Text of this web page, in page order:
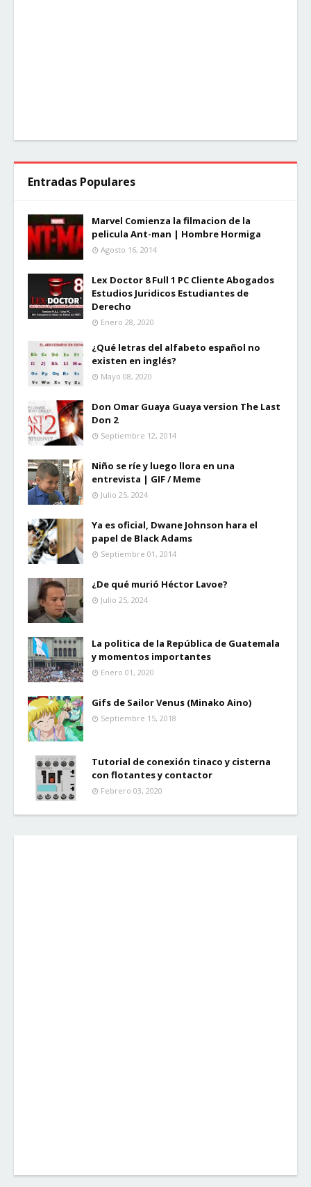
Entradas Populares
Marvel Comienza la filmacion de la
pelicula Ant-man | Hombre Hormiga
Agosto 16, 2014
Lex Doctor 8 Full 1 PC Cliente Abogados
Estudios Juridicos Estudiantes de
Derecho
Enero 28, 2020
¿Qué letras del alfabeto español no
existen en inglés?
Mayo 08, 2020
Don Omar Guaya Guaya version The Last
Don 2
Septiembre 12, 2014
Niño se ríe y luego llora en una
entrevista | GIF / Meme
Julio 25, 2024
Ya es oficial, Dwane Johnson hara el
papel de Black Adams
Septiembre 01, 2014
¿De qué murió Héctor Lavoe?
Julio 25, 2024
La politica de la República de Guatemala
y momentos importantes
Enero 01, 2020
Gifs de Sailor Venus (Minako Aino)
Septiembre 15, 2018
Tutorial de conexión tinaco y cisterna
con flotantes y contactor
Febrero 03, 2020